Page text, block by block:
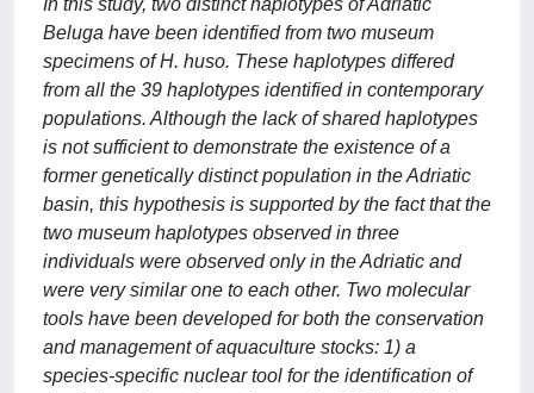
In this study, two distinct haplotypes of Adriatic
Beluga have been identified from two museum
specimens of H. huso. These haplotypes differed
from all the 39 haplotypes identified in contemporary
populations. Although the lack of shared haplotypes
is not sufficient to demonstrate the existence of a
former genetically distinct population in the Adriatic
basin, this hypothesis is supported by the fact that the
two museum haplotypes observed in three
individuals were observed only in the Adriatic and
were very similar one to each other. Two molecular
tools have been developed for both the conservation
and management of aquaculture stocks: 1) a
species-specific nuclear tool for the identification of